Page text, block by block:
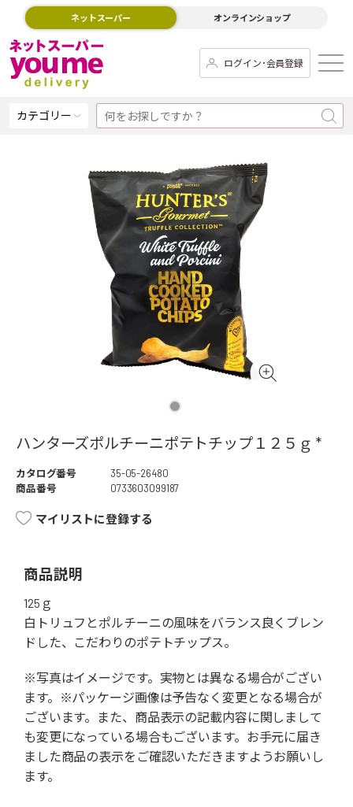
ネットスーパー オンラインショップ
ログイン･会員登録
カテゴリー
ハンターズポルチーニポテトチップ１２５ｇ *
カタログ番号
35-05-26480
商品番号
0733603099187
マイリストに登録する
商品説明
125ｇ
白トリュフとポルチーニの風味をバランス良くブレン
ドした、こだわりのポテトチップス。
※写真はイメージです。実物とは異なる場合がござい
ます。※パッケージ画像は予告なく変更となる場合が
ございます。また、商品表示の記載内容に関しまして
も変更になっている場合もございます。お手元に届き
ました商品の表示をご確認いただきますようお願いし
ます。